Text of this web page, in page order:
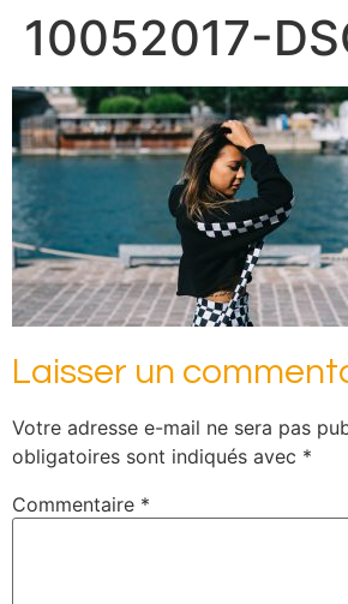
10052017-
Laisser un
Votre adresse e-mail ne sera pas
obligatoires sont indiqués avec *
Commentaire *